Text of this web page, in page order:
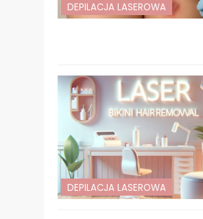
DEPILACJA LASEROWA
DEPILACJA LASEROWA